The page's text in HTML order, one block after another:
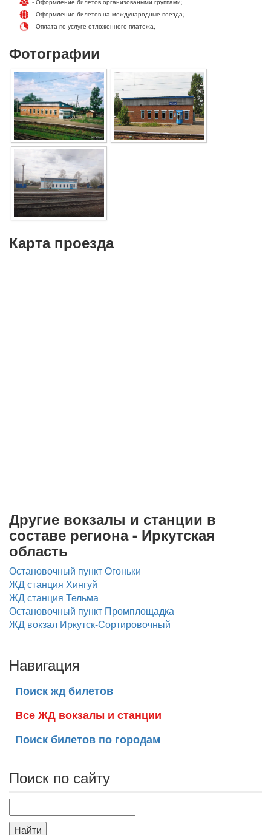
- Оформление билетов на международные поезда;
- Оплата по услуге отложенного платежа;
Фотографии
Карта проезда
Другие вокзалы и станции в
составе региона - Иркутская
область
Остановочный пункт Огоньки
ЖД станция Хингуй
ЖД станция Тельма
Остановочный пункт Промплощадка
ЖД вокзал Иркутск-Сортировочный
Навигация
Поиск жд билетов
Все ЖД вокзалы и станции
Поиск билетов по городам
Поиск по сайту
Найти